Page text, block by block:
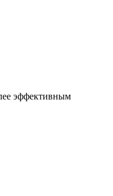
эффективным